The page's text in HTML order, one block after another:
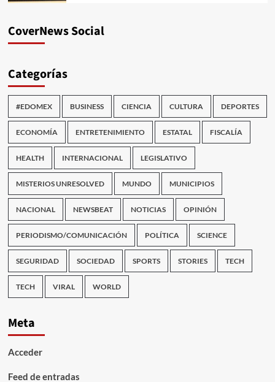
CoverNews Social
Categorías
#EDOMEX BUSINESS CIENCIA CULTURA DEPORTES
ECONOMÍA ENTRETENIMIENTO ESTATAL FISCALÍA
HEALTH INTERNACIONAL LEGISLATIVO
MISTERIOS UNRESOLVED MUNDO MUNICIPIOS
NACIONAL NEWSBEAT NOTICIAS OPINIÓN
PERIODISMO/COMUNICACIÓN POLÍTICA SCIENCE
SEGURIDAD SOCIEDAD SPORTS STORIES TECH
TECH VIRAL WORLD
Meta
Acceder
Feed de entradas